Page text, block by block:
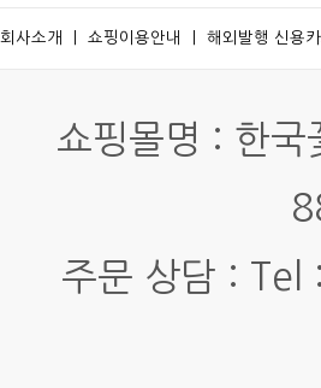
회사소개 쇼핑이용안내 해외발행 신용
쇼핑몰명 : 한
주문 상담 :